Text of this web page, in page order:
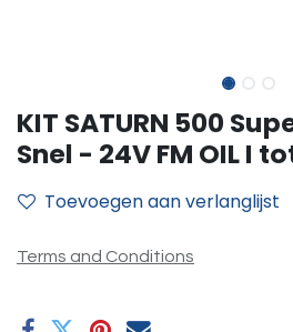
KIT SATURN 500
Snel - 24V FM OIL I
Toevoegen aan verlanglijst
Terms and Conditions